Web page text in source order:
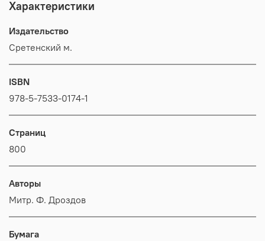
Характеристики
Издательство
Сретенский м.
ISBN
978-5-7533-0174-1
Страниц
800
Авторы
Митр. Ф. Дроздов
Бумага